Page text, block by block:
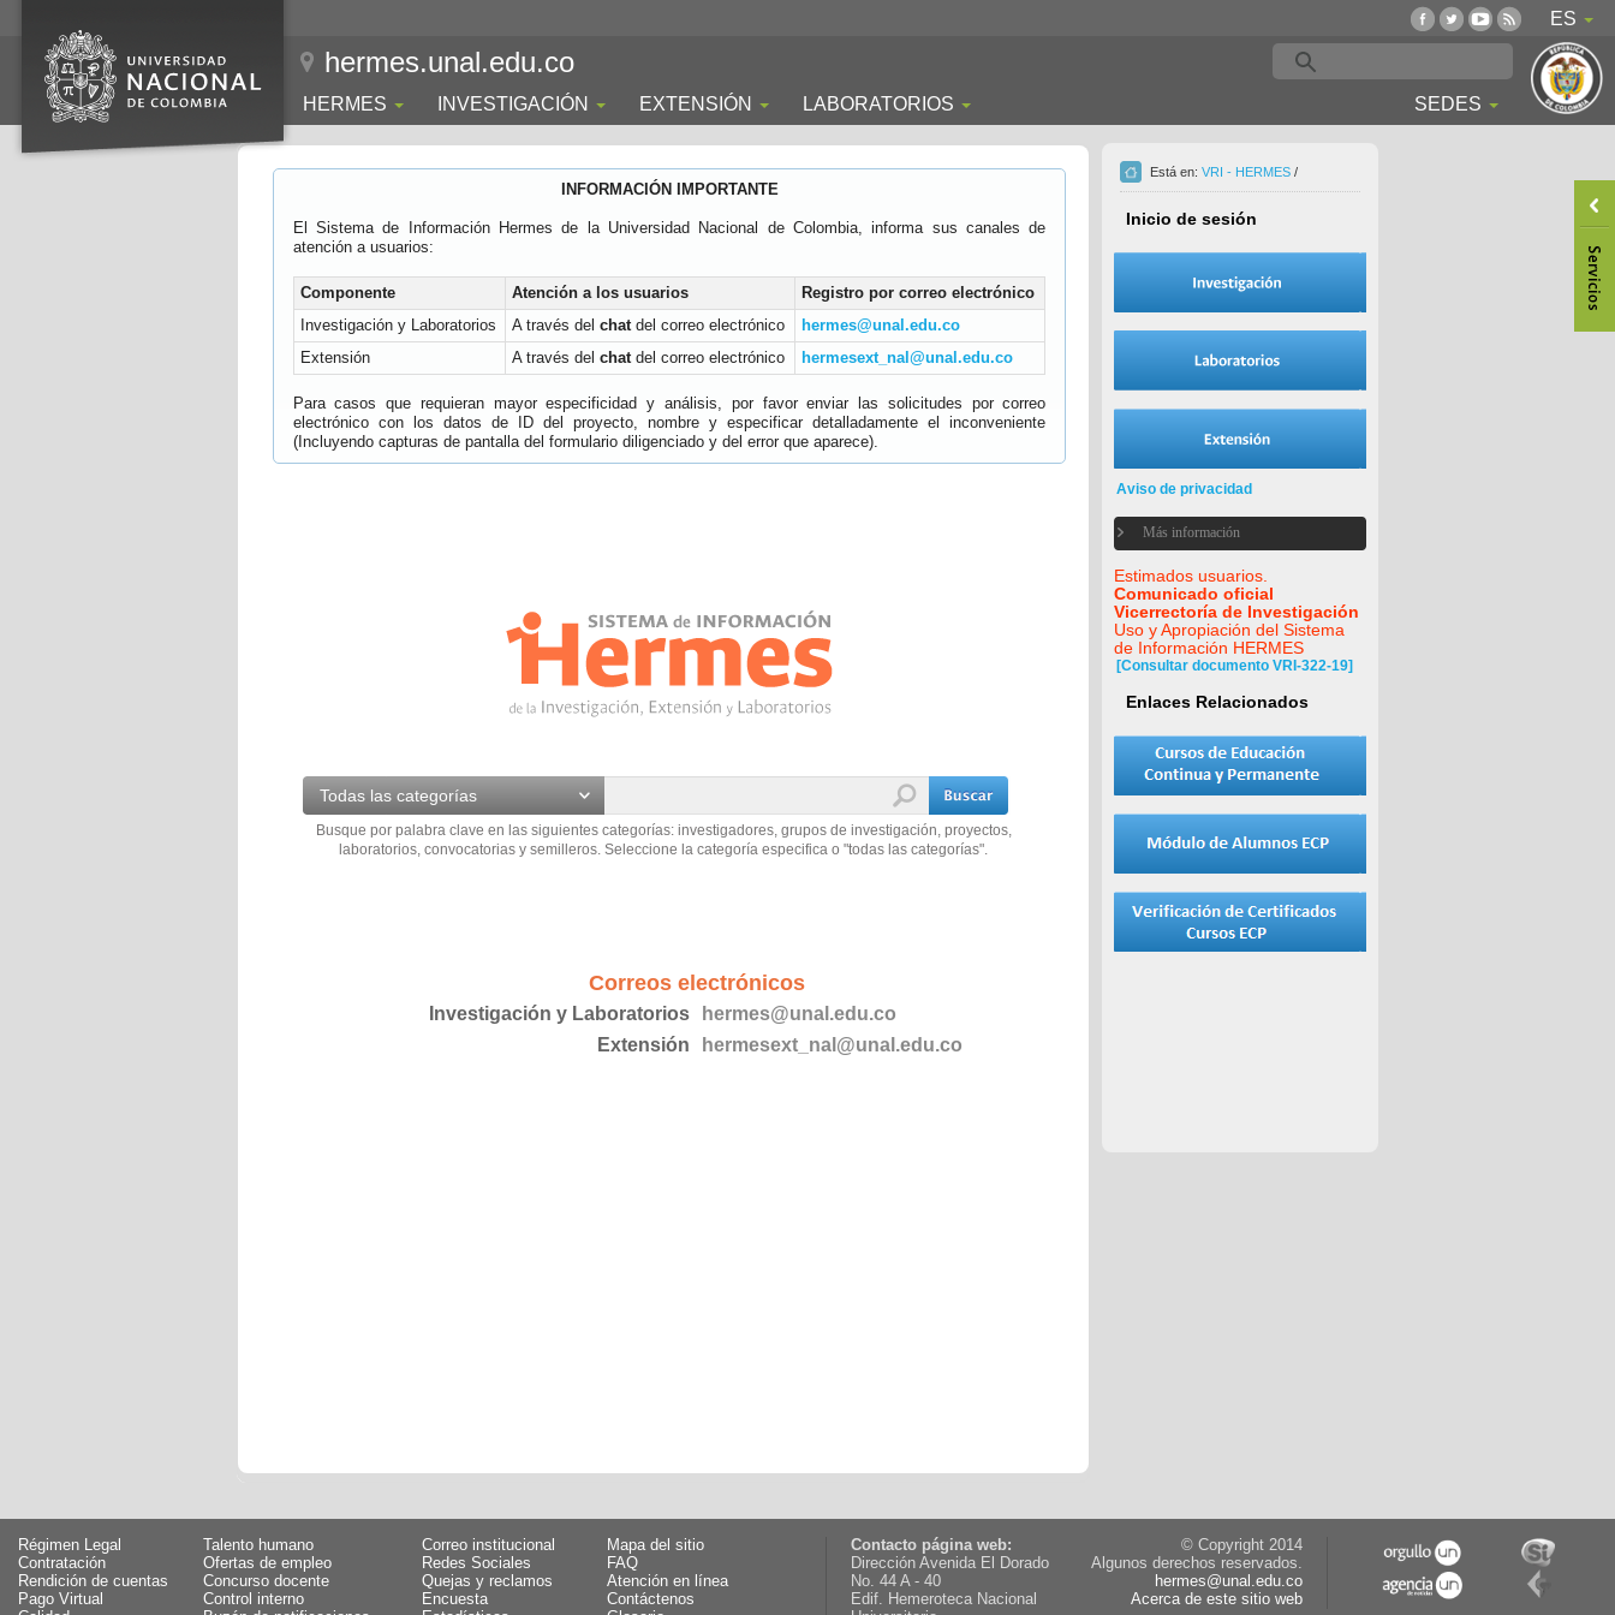
ES
hermes.unal.edu.co
HERMES INVESTIGACIÓN EXTENSIÓN LABORATORIOS SEDES
INFORMACIÓN IMPORTANTE
El Sistema de Información Hermes de la Universidad Nacional de Colombia, informa sus canales de
atención a usuarios:
Componente Atención a los usuarios
Registro por correo electrónico
Investigación y Laboratorios
A través del chatdel correo electrónico
hermes@unal.edu.co
Extensión
A través del chatdel correo electrónico hermesext_nal@unal.edu.co
Para casos que requieran mayor especificidad y análisis, por favor enviar las solicitudes por correo
electrónico con los datos de ID del proyecto, nombre y especificar detalladamente el inconveniente
(Incluyendo capturas de pantalla del formulario diligenciado y del error que aparece).
Todas las categorías
Busque por palabra clave en las siguientes categorías: investigadores, grupos de investigación, proyectos,
laboratorios, convocatorias y semilleros. Seleccione la categoría especifica o "todas las categorías".
Correos electrónicos
Investigación y Laboratorios
hermes@unal.edu.co
Extensión
hermesext_nal@unal.edu.co
Está en: VRI - HERMES /
Inicio de sesión
Aviso de privacidad
Más información
Estimados usuarios.
Comunicado oficial
Vicerrectoría de Investigación
Uso y Apropiación del Sistema
de Información HERMES
[Consultar documento VRI-322-19]
Enlaces Relacionados
Régimen Legal
Talento humano
Contratación
Ofertas de empleo
Rendición de cuentas
Concurso docente
Pago Virtual
Control interno
Correo institucional
Mapa del sitio
Redes Sociales
FAQ
Quejas y reclamos
Atención en línea
Encuesta
Contáctenos
Contacto página web:
Dirección Avenida El Dorado
No. 44 A - 40
Edif. Hemeroteca Nacional
© Copyright 2014
Algunos derechos reservados.
hermes@unal.edu.co
Acerca de este sitio web